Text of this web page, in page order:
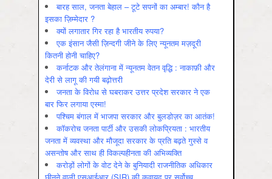
बारह साल, जनता बेहाल – टूटे सपनों का अम्बार! कौन है
इसका ज़िम्मेदार ?
क्यों लगातार गिर रहा है भारतीय रुपया?
एक इंसान जैसी ज़िन्दगी जीने के लिए न्यूनतम मज़दूरी
कितनी होनी चाहिए?
कर्नाटक और तेलंगाना में न्यूनतम वेतन वृद्धि : नाकाफ़ी और
देरी से लागू की गयी बढ़ोत्तरी
जनता के विरोध से घबराकर उत्तर प्रदेश सरकार ने एक
बार फिर लगाया एस्मा!
पश्चिम बंगाल में भाजपा सरकार और बुलडोज़र का आतंक!
कॉकरोच जनता पार्टी और उसकी लोकप्रियता : भारतीय
जनता में व्‍यवस्‍था और मौजूदा सरकार के प्रति बढ़ते गुस्‍से व
असन्‍तोष और साथ ही विकल्‍पहीनता की अभिव्‍यक्ति
करोड़ों लोगों के वोट देने के बुनियादी राजनीतिक अधिकार